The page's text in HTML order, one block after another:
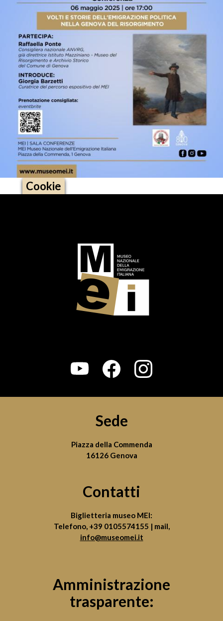
Cookie
Sede
Piazza della Commenda
16126 Genova
Contatti
Biglietteria museo MEI:
Telefono, +39 0105574155 | mail,
info@museomei.it
Amministrazione
trasparente: